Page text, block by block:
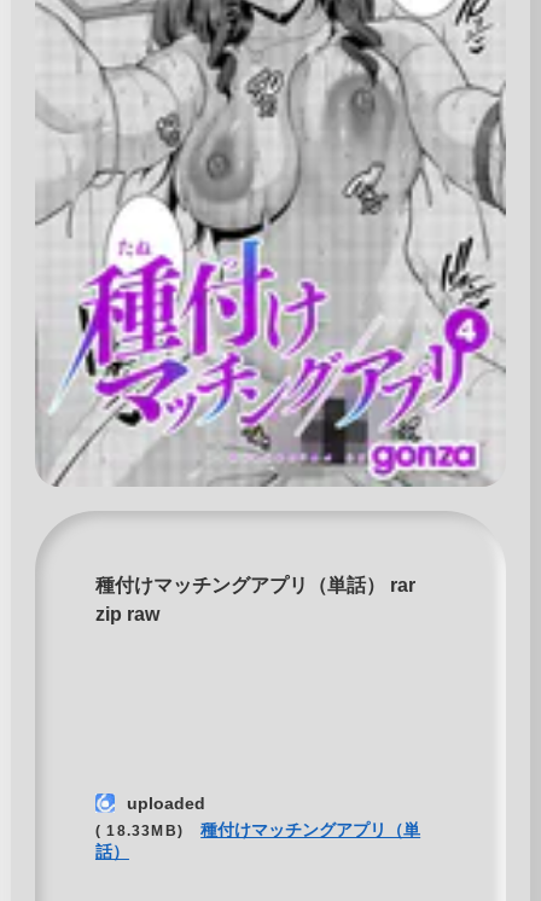
種付けマッチングアプリ（単話） rar
zip raw
uploaded
( 18.33MB)
種付けマッチングアプリ（単
話）